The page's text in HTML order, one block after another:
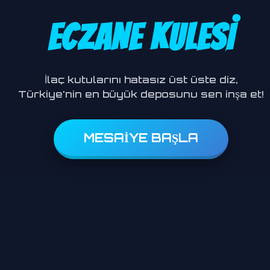
ECZANE KULESİ
İlaç kutularını hatasız üst üste diz,
Türkiye'nin en büyük deposunu sen inşa et!
MESAİYE BAŞLA